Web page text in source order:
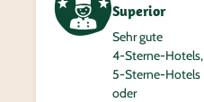
Superior
Sehr gute
4‑Sterne-Hotels,
5‑Sterne-Hotels
oder